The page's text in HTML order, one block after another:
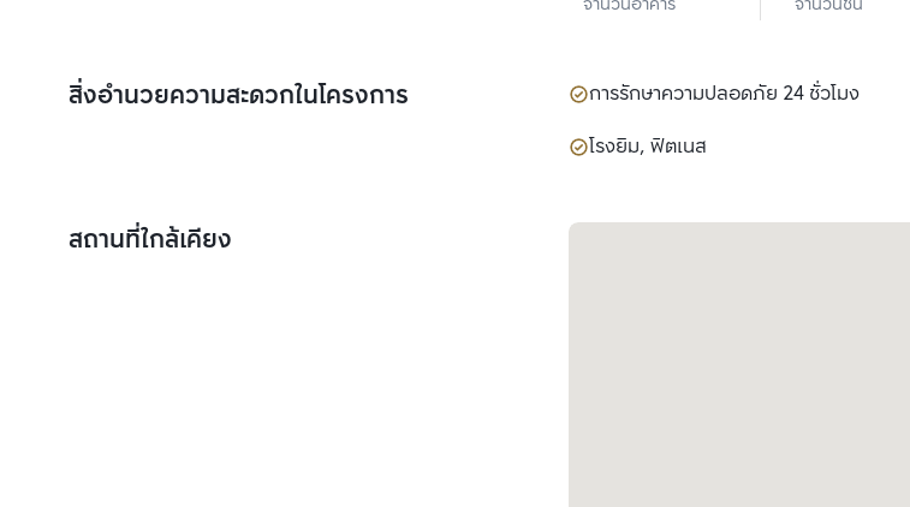
สิ่งอำนวยความสะดวกในโครงการ การรักษาความปลอดภัย 24 ชั่วโมง
โรงยิม, ฟิตเนส
สถานที่ใกล้เคียง